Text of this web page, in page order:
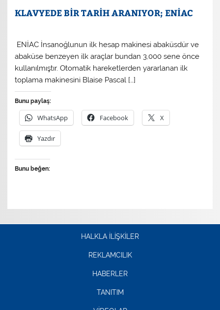
KLAVYEDE BİR TARİH ARANIYOR; ENİAC
ENİAC İnsanoğlunun ilk hesap makinesi abaküsdür ve
abaküse benzeyen ilk araçlar bundan 3,000 sene önce
kullanılmıştır. Otomatik hareketlerden yararlanan ilk
toplama makinesini Blaise Pascal […]
Bunu paylaş:
WhatsApp Facebook X
Yazdır
Bunu beğen:
HALKLA İLİŞKİLER
REKLAMCILIK
HABERLER
TANITIM